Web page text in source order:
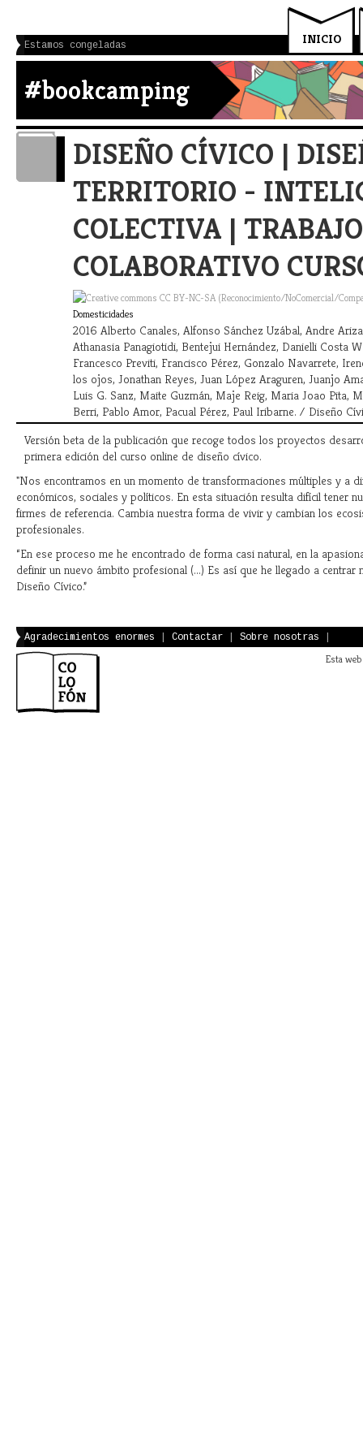
INICIO
Estamos congeladas
#bookcamping
DISEÑO CÍVICO |
TERRITORIO -
COLECTIVA | TRABAJO
COLABORATIVO
Domesticidades
2016 Alberto Canales, Alfonso Sánchez Uzábal, Andre
Athanasia Panagiotidi, Bentejui Hernández, Danielli Costa
Francesco Previti, Francisco Pérez, Gonzalo Navarrete,
los ojos, Jonathan Reyes, Juan López Araguren, Juanjo
Luis G. Sanz, Maite Guzmán, Maje Reig, Maria Joao Pita,
Berri, Pablo Amor, Pacual Pérez, Paul Iribarne. / Diseño
Versión beta de la publicación que recoge todos los proyectos
primera edición del curso online de diseño cívico.
"Nos encontramos en un momento de transformaciones múltiples y a
económicos, sociales y políticos. En esta situación resulta difícil tener
firmes de referencia. Cambia nuestra forma de vivir y cambian los
profesionales.
“En ese proceso me he encontrado de forma casi natural, en la
definir un nuevo ámbito profesional (...) Es así que he llegado a centrar
Diseño Cívico.”
Agradecimientos enormes Contactar Sobre nosotras
Esta